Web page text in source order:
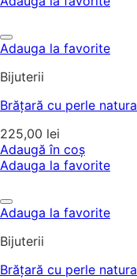
Adauga la favorite
Bijuterii
Brățară cu perle
225,00 lei
Adaugă în coș
Adauga la favorite
Adauga la favorite
Bijuterii
Brățară cu perle